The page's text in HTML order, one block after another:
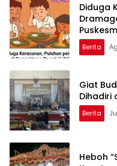
Diduga
Berita
Giat
Dihadiri
Berita
Heboh